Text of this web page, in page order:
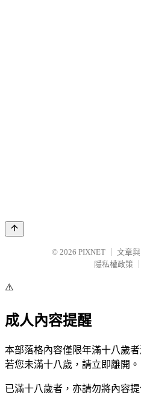
© 2026 PIXNET
文章
隱私權政策
⚠️
成人內容提醒
本部落格內容僅限年滿十八歲者
若您未滿十八歲，請立即離開。
已滿十八歲者，亦請勿將內容